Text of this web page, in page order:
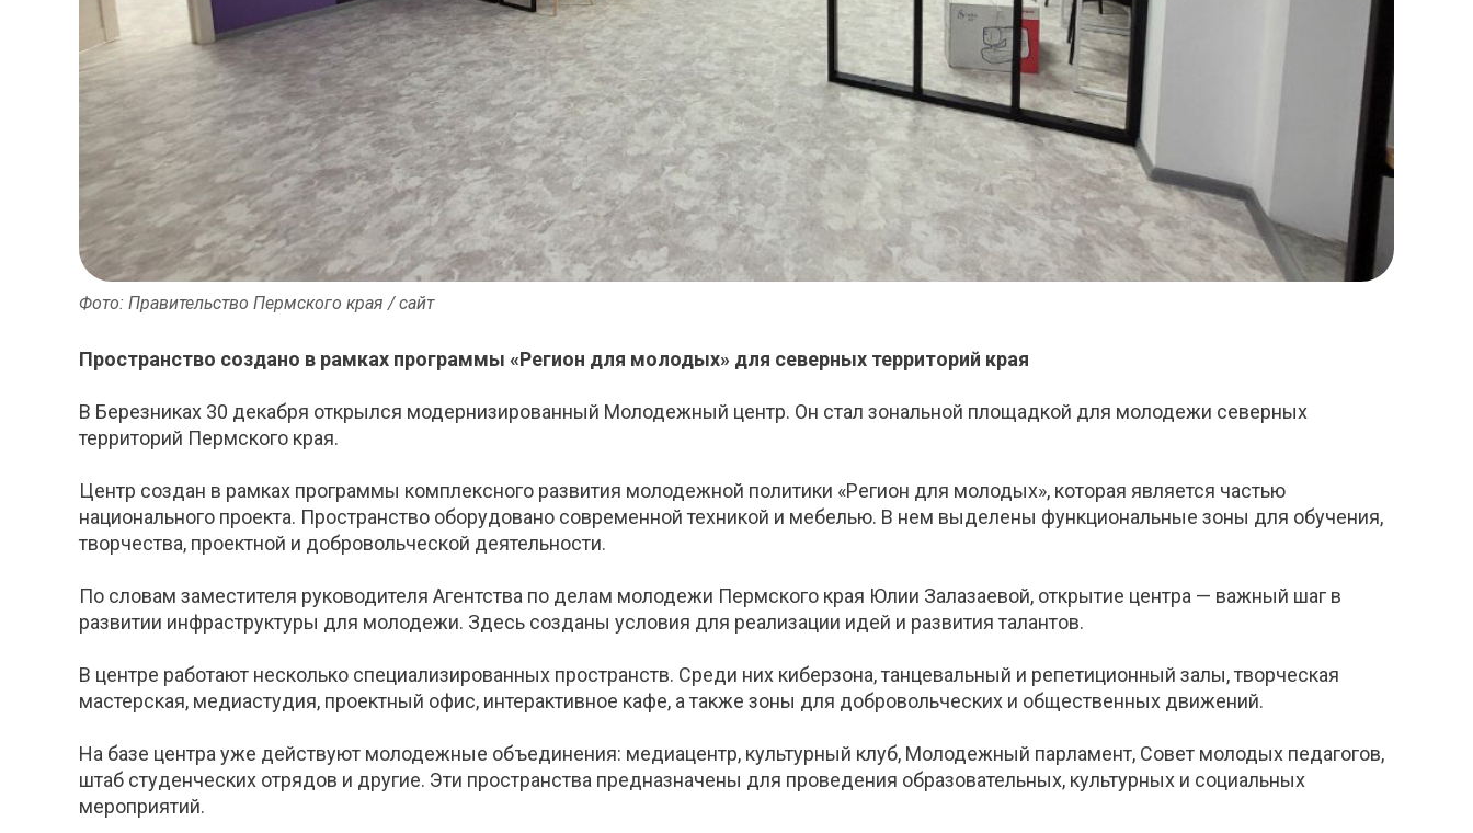
Фото: Правительство Пермского края / сайт
Пространство создано в рамках программы «Регион для молодых» для северных территорий края
В Березниках 30 декабря открылся модернизированный Молодежный центр. Он стал зональной площадкой для молодежи северных
территорий Пермского края.
Центр создан в рамках программы комплексного развития молодежной политики «Регион для молодых», которая является частью
национального проекта. Пространство оборудовано современной техникой и мебелью. В нем выделены функциональные зоны для обучения,
творчества, проектной и добровольческой деятельности.
По словам заместителя руководителя Агентства по делам молодежи Пермского края Юлии Залазаевой, открытие центра — важный шаг в
развитии инфраструктуры для молодежи. Здесь созданы условия для реализации идей и развития талантов.
В центре работают несколько специализированных пространств. Среди них киберзона, танцевальный и репетиционный залы, творческая
мастерская, медиастудия, проектный офис, интерактивное кафе, а также зоны для добровольческих и общественных движений.
На базе центра уже действуют молодежные объединения: медиацентр, культурный клуб, Молодежный парламент, Совет молодых педагогов,
штаб студенческих отрядов и другие. Эти пространства предназначены для проведения образовательных, культурных и социальных
мероприятий.